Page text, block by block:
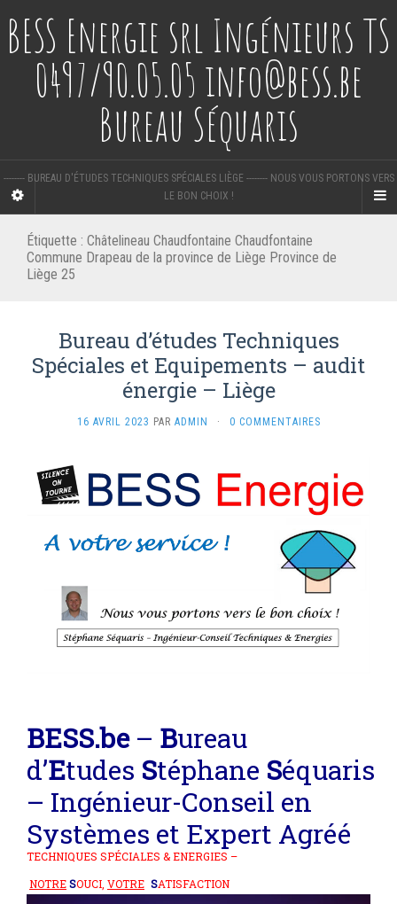
BESS Energie srl Ingénieurs TS
0497/90.05.05 info@bess.be
Bureau Séquaris
-------- BUREAU D'ÉTUDES TECHNIQUES SPÉCIALES LIÈGE -------- NOUS VOUS PORTONS VERS
LE BON CHOIX !
Étiquette : Châtelineau Chaudfontaine Chaudfontaine
Commune Drapeau de la province de Liège Province de
Liège 25
Bureau d’études Techniques
Spéciales et Equipements – audit
énergie – Liège
16 AVRIL 2023 PAR ADMIN · 0 COMMENTAIRES
BESS.be– Bureau
d’Etudes Stéphane Séquaris
– Ingénieur-Conseil en
Systèmes et Expert Agréé
TECHNIQUES SPÉCIALES & ENERGIES –
NOTRESOUCI, VOTRE SATISFACTION